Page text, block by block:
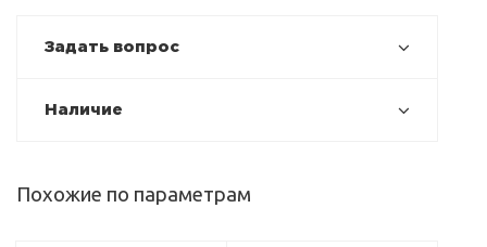
Задать вопрос
Наличие
Похожие по параметрам